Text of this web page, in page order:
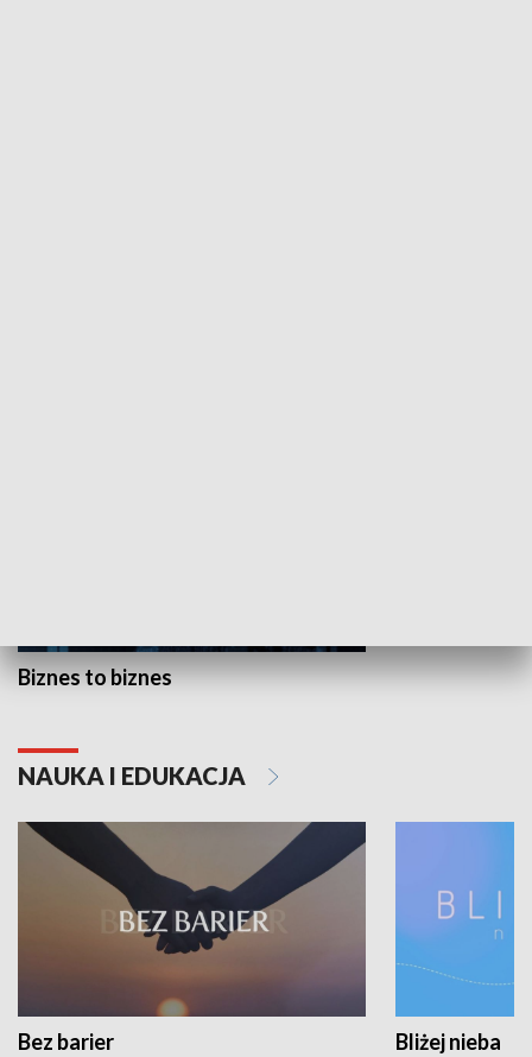
Biznes to biznes
NAUKA I EDUKACJA
Bez barier Bliżej nieba